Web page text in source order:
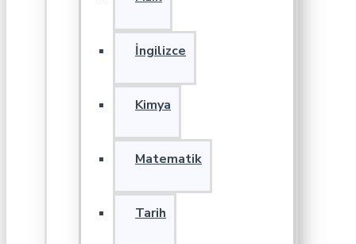
İngilizce
Kimya
Matematik
Tarih